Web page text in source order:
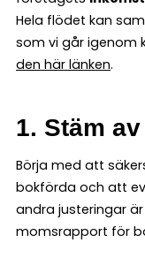
Hela flödet kan
som vi går igenom
den här länken.
1. Stäm
Börja med att
bokförda och att
andra justeringar
momsrapport för